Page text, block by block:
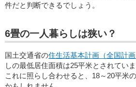
件だと判断できるでしょう。
6畳の一人暮らしは狭い？
国土交通省の住生活基本計画（全国計画
しの最低居住面積は25平米とされていま
これに照らし合わせると、18～20平米